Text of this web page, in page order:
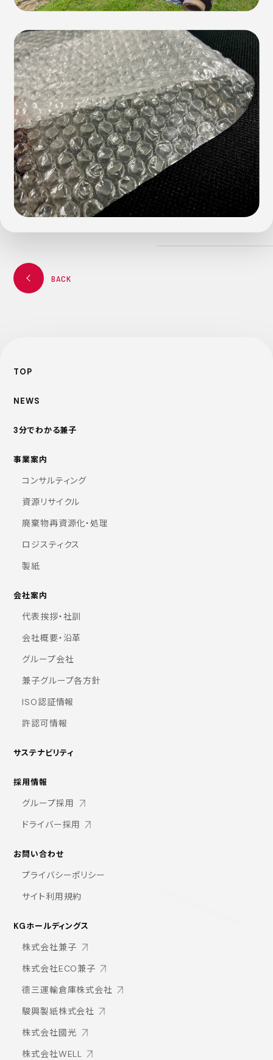
BACK
TOP
NEWS
3分でわかる兼子
事業案内
コンサルティング
資源リサイクル
廃棄物再資源化・処理
ロジスティクス
製紙
会社案内
代表挨拶・社訓
会社概要・沿革
グループ会社
兼子グループ各方針
ISO認証情報
許認可情報
サステナビリティ
採用情報
グループ採用
ドライバー採用
お問い合わせ
プライバシーポリシー
サイト利用規約
KGホールディングス
株式会社兼子
株式会社ECO兼子
德三運輸倉庫株式会社
駿興製紙株式会社
株式会社國光
株式会社WELL